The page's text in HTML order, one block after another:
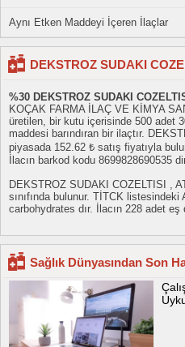
Aynı Etken Maddeyi İçeren İlaçlar
DEKSTROZ SUDAKI
%30 DEKSTROZ SUDAKI
KOÇAK FARMA İLAÇ VE KİMYA
üretilen, bir kutu içerisinde 500 adet
maddesi barındıran bir ilaçtır.
piyasada 152.62 ₺ satış fiyatıyla
İlacın barkod kodu 8699828690535
DEKSTROZ SUDAKI COZELTISI ,
sınıfında bulunur. TİTCK
carbohydrates dır. İlacın 228 adet eş
Sağlık Dünyasından Son